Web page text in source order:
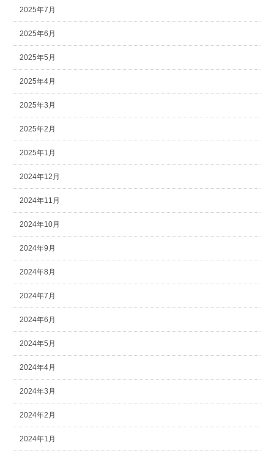
2025年7月
2025年6月
2025年5月
2025年4月
2025年3月
2025年2月
2025年1月
2024年12月
2024年11月
2024年10月
2024年9月
2024年8月
2024年7月
2024年6月
2024年5月
2024年4月
2024年3月
2024年2月
2024年1月